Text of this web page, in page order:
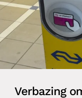
Verbazing